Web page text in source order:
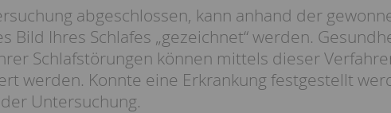
abgeschlossen, kann anhand der
Bild Ihres Schlafes „gezeichnet“ werden.
Schlafstörungen können mittels dieser
werden. Konnte eine Erkrankung festgestellt
Untersuchung.